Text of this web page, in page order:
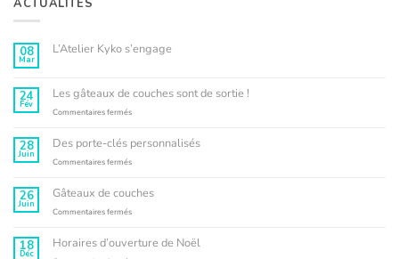
ACTUALITÉS
08
Mar
L’Atelier Kyko s’engage
L’Atelier
Kyko
s’engage
24
Fév
Les gâteaux de couches sont de sortie !
Commentaires ferméssur
de
couches
sortie
!
28
Juin
Des porte-clés personnalisés
Commentaires ferméssur
clés
personnalisés
26
Juin
Gâteaux de couches
Commentaires ferméssur
couches
18
Déc
Horaires d’ouverture de Noël